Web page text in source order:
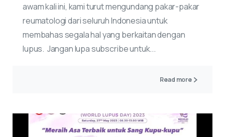
awam kali ini, kami turut mengundang pakar-pakar
reumatologi dari seluruh Indonesia untuk
membahas segala hal yang berkaitan dengan
lupus. Jangan lupa subscribe untuk...
Read more